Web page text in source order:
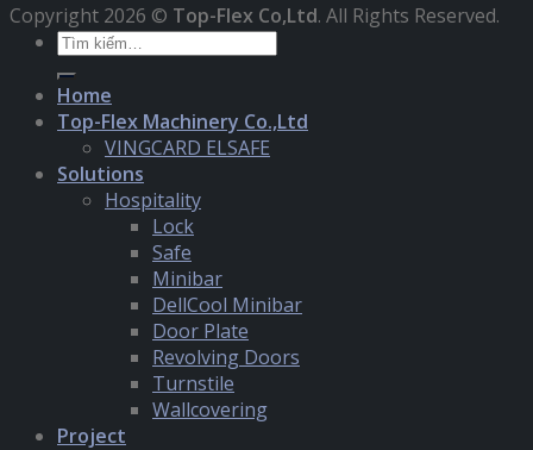
Copyright 2026 © Top-Flex Co,Ltd. All Rights Reserved.
Tìm
kiếm:
Home
Top-Flex Machinery Co.,Ltd
VINGCARD ELSAFE
Solutions
Hospitality
Lock
Safe
Minibar
DellCool Minibar
Door Plate
Revolving Doors
Turnstile
Wallcovering
Project